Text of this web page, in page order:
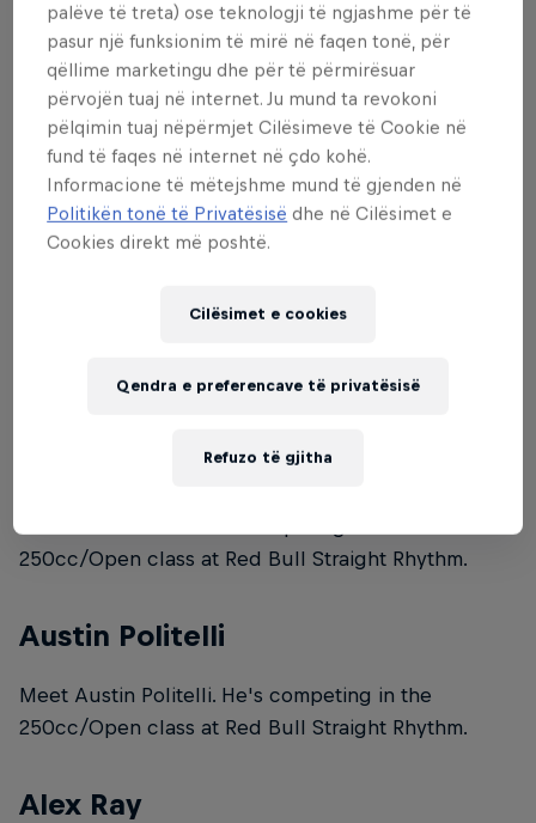
Meet Adam Enticknap. He's competing in the
250cc/Open class at Red Bull Straight Rhythm.
Josh Hansen
Meet Josh Hansen. He's competing in the
250cc/Open class at Red Bull Straight Rhythm.
Brandon Hartranft
250cc/Open class at Red Bull Straight Rhythm.
250cc/Open class at Red Bull Straight Rhythm.
Austin Politelli
Meet Austin Politelli. He's competing in the
250cc/Open class at Red Bull Straight Rhythm.
Alex Ray
palëve të treta) ose teknologji të ngjashme për të
pasur një funksionim të mirë në faqen tonë, për
qëllime marketingu dhe për të përmirësuar
përvojën tuaj në internet. Ju mund ta revokoni
pëlqimin tuaj nëpërmjet Cilësimeve të Cookie në
fund të faqes në internet në çdo kohë.
Informacione të mëtejshme mund të gjenden në
Politikën tonë të Privatësisë dhe në Cilësimet e
Cookies direkt më poshtë.
Cilësimet e cookies
Refuzo të gjitha
Qendra e preferencave të privatësisë